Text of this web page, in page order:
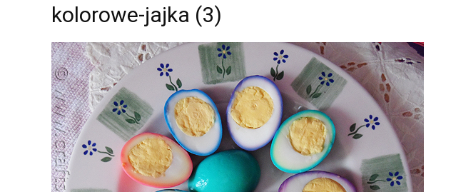
kolorowe-jajka (3)